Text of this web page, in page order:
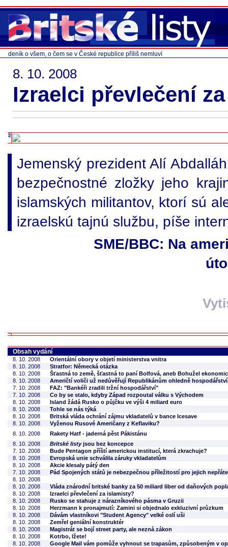
deník o všem, o čem se v České republice příliš nemluví
8. 10. 2008
Izraelci převlečení
Jemenský prezident Alí
bezpečnostné zložky jeho
islamských militantov, ktorí sú
izraelskú tajnú službu, píše
SME/BBC: Na
Obsah vydání
8. 10. 2008
Orientální obory v objetí ministerstva vnitra
8. 10. 2008
Stratfor: Německá otázka
8. 10. 2008
Šťastná to země, šťastná to paní Bolfová, aneb Bohužel
8. 10. 2008
Američtí voliči už nedůvěřují Republikánům ohledně
7. 10. 2008
FAZ: "Bankéři zradili tržní hospodářství"
7. 10. 2008
Co by se stalo, kdyby Západ rozpoutal válku s Východem
8. 10. 2008
Island žádá Rusko o půjčku ve výši 4 miliard euro
8. 10. 2008
Tohle se nás týká
8. 10. 2008
Britská vláda ochrání zájmu vkladatelů v bance Icesave
8. 10. 2008
Vyženou Rusové Američany z Keflaviku?
8. 10. 2008
Rakety Hatf - jaderná pěst Pákistánu
8. 10. 2008
Britské listyjsou bez koncepce
7. 10. 2008
Bude Pentagon příští americkou institucí, která zkrachuje?
8. 10. 2008
Evropská unie schválila záruky vkladatelům
8. 10. 2008
Akcie klesaly pátý den
7. 10. 2008
Pád Spojených států je nebezpečnou příležitostí pro jejich
8. 10. 2008
8. 10. 2008
Vláda znárodní britské banky za 50 miliard liber od daňových
8. 10. 2008
Izraelci převlečení za islamisty?
8. 10. 2008
Rusko se stahuje z nárazníkového pásma v Gruzii
8. 10. 2008
Herzmann k pronajmutí: Zamini si objednalo exkluzivní průzkum
8. 10. 2008
Dávám vlastníkovi "Student Agency" velké oslí uši
8. 10. 2008
Zemřel geniální konstruktér
8. 10. 2008
Magistrát se bojí street party, ale nezná zákon
8. 10. 2008
Kotrbo, lžete!
8. 10. 2008
Google Mail vám pomůže vyhnout se trapasům, způsobeným v